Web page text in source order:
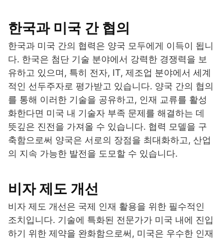
한국과 미국 간 협의
한국과 미국 간의 협력은 양국 모두에게 이득이 됩니
다. 한국은 첨단 기술 분야에서 강력한 경쟁력을 보
유하고 있으며, 특히 전자, IT, 제조업 분야에서 세계
적인 선두주자로 평가받고 있습니다. 양국 간의 협의
를 통해 이러한 기술을 공유하고, 인재 교류를 활성
화한다면 미국 내 기술자 부족 문제를 해결하는 데
뜻깊은 진전을 가져올 수 있습니다. 협력 모델을 구
축함으로써 양국은 서로의 장점을 최대화하고, 산업
의 지속 가능한 발전을 도모할 수 있습니다.
비자 제도 개선
비자 제도 개선은 국제 인재 활용을 위한 필수적인
조치입니다. 기술에 특화된 전문가가 미국 내에 진입
하기 위한 제약을 완화함으로써, 미국은 우수한 인재